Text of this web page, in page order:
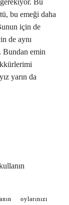
Bu
bu emeği daha
için de
de aynı
Bundan emin
yarın da
oylarınızı